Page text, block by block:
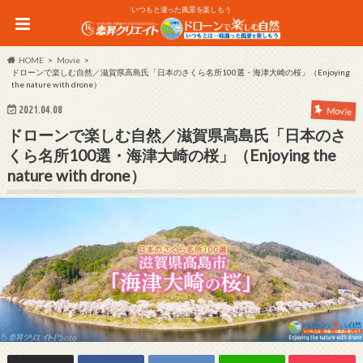
いつもと違った風景を楽しもう
HOME
Movie
ドローンで楽しむ自然／滋賀県高島氏「日本のさくら名所100選・海津大崎の桜」（Enjoying
the nature with drone）
2021.04.08 Movie
ドローンで楽しむ自然／滋賀県高島氏「日本のさ
くら名所100選・海津大崎の桜」（Enjoying the
nature with drone）